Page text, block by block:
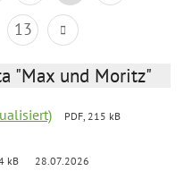
13
"Max und Moritz"
PDF, 215 kB
kB 28.07.2026